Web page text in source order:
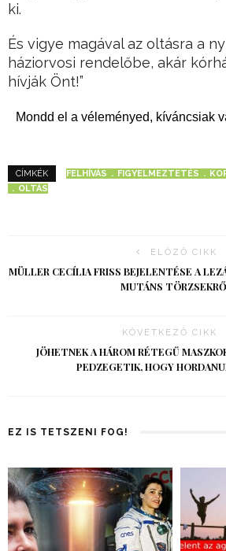
ki.
És vigye magával az oltásra a
háziorvosi rendelőbe, akár
hívják Önt!”
Mondd el a véleményed, kíváncsiak
CÍMKÉK FELHÍVÁS FIGYELMEZTETÉS
OLTÁS
ELŐZŐ CIKK
MÜLLER CECÍLIA FRISS BEJELENTÉSE A
MUTÁNS
KÖVETKEZŐ CIKK
JÖHETNEK A HÁROM RÉTEGŰ
PEDZEGETIK, HOGY
EZ IS TETSZENI FOG!